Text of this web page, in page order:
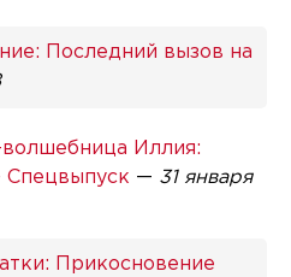
Последний вызов на
Иллия:
Спецвыпуск — 31 января
Прикосновение